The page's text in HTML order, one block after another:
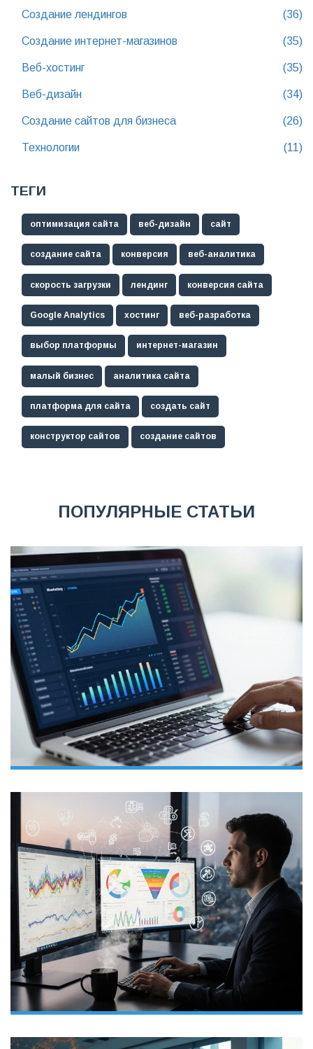
Создание лендингов (36)
Создание интернет-магазинов (35)
Веб-хостинг (35)
Веб-дизайн (34)
Создание сайтов для бизнеса (26)
Технологии (11)
ТЕГИ
оптимизация сайта веб-дизайн сайт
создание сайта конверсия веб-аналитика
скорость загрузки лендинг конверсия сайта
Google Analytics хостинг веб-разработка
выбор платформы интернет-магазин
малый бизнес аналитика сайта
платформа для сайта создать сайт
конструктор сайтов создание сайтов
ПОПУЛЯРНЫЕ СТАТЬИ